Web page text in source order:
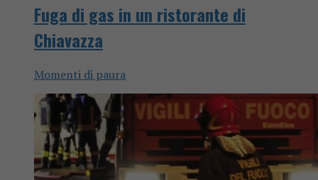
Fuga di gas in un ristorante di
Chiavazza
Momenti di paura